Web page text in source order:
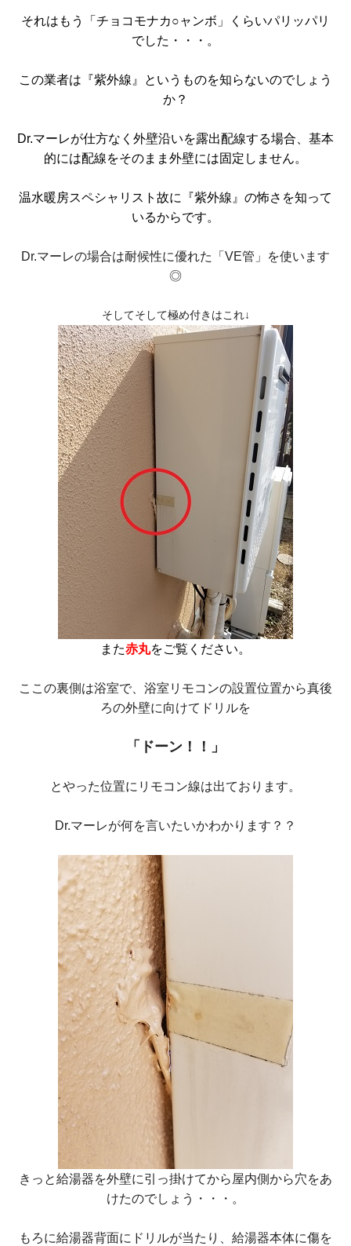
それはもう「チョコモナカ○ャンボ」くらいパリッパリ
でした・・・。
この業者は『紫外線』というものを知らないのでしょう
か？
Dr.マーレが仕方なく外壁沿いを露出配線する場合、基本
的には配線をそのまま外壁には固定しません。
温水暖房スペシャリスト故に『紫外線』の怖さを知って
いるからです。
Dr.マーレの場合は耐候性に優れた「VE管」を使います
◎
そしてそして極め付きはこれ↓
また赤丸をご覧ください。
ここの裏側は浴室で、浴室リモコンの設置位置から真後
ろの外壁に向けてドリルを
「ドーン！！」
とやった位置にリモコン線は出ております。
Dr.マーレが何を言いたいかわかります？？
きっと給湯器を外壁に引っ掛けてから屋内側から穴をあ
けたのでしょう・・・。
もろに給湯器背面にドリルが当たり、給湯器本体に傷を